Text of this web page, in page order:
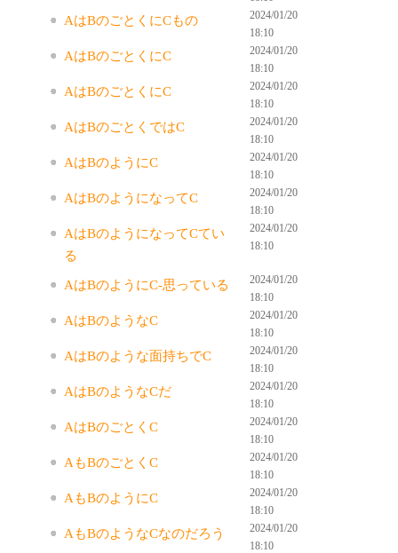
AはBのごとくにCもの
2024/01/20
18:10
AはBのごとくにC
2024/01/20
18:10
AはBのごとくにC
2024/01/20
18:10
AはBのごとくではC
2024/01/20
18:10
AはBのようにC
2024/01/20
18:10
AはBのようになってC
2024/01/20
18:10
AはBのようになってCてい
る
2024/01/20
18:10
AはBのようにC-思っている
2024/01/20
18:10
AはBのようなC
2024/01/20
18:10
AはBのような面持ちでC
2024/01/20
18:10
AはBのようなCだ
2024/01/20
18:10
AはBのごとくC
2024/01/20
18:10
AもBのごとくC
2024/01/20
18:10
AもBのようにC
2024/01/20
18:10
AもBのようなCなのだろう
2024/01/20
18:10